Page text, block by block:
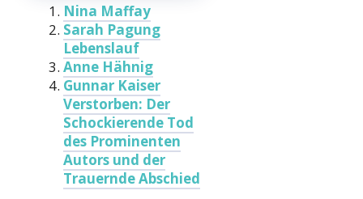
Nina Maffay
Sarah Pagung
Lebenslauf
Anne Hähnig
Gunnar Kaiser
Verstorben: Der
Schockierende Tod
des Prominenten
Autors und der
Trauernde Abschied